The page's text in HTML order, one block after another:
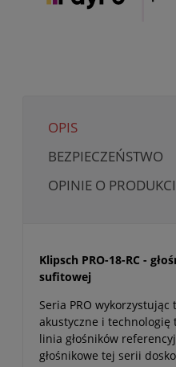
OPIS
BEZPIECZEŃSTWO
OPINIE O
Klipsch PRO-18-RC -
sufitowej
Seria PRO
akustyczne i technologię
linia głośników
głośnikowe tej serii